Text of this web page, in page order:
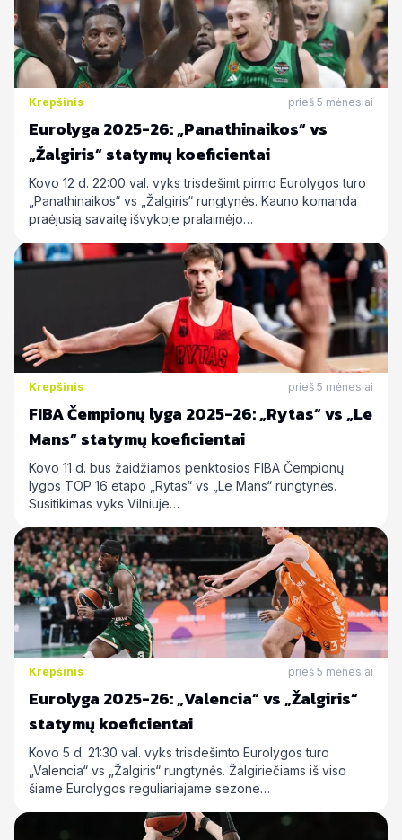
Krepšinis prieš 5 mėnesiai
Eurolyga 2025-26: „Panathinaikos“ vs
„Žalgiris“ statymų koeficientai
Kovo 12 d. 22:00 val. vyks trisdešimt pirmo Eurolygos turo
„Panathinaikos“ vs „Žalgiris“ rungtynės. Kauno komanda
praėjusią savaitę išvykoje pralaimėjo…
Krepšinis prieš 5 mėnesiai
FIBA Čempionų lyga 2025-26: „Rytas“ vs „Le
Mans“ statymų koeficientai
Kovo 11 d. bus žaidžiamos penktosios FIBA Čempionų
lygos TOP 16 etapo „Rytas“ vs „Le Mans“ rungtynės.
Susitikimas vyks Vilniuje…
Krepšinis prieš 5 mėnesiai
Eurolyga 2025-26: „Valencia“ vs „Žalgiris“
statymų koeficientai
Kovo 5 d. 21:30 val. vyks trisdešimto Eurolygos turo
„Valencia“ vs „Žalgiris“ rungtynės. Žalgiriečiams iš viso
šiame Eurolygos reguliariajame sezone…